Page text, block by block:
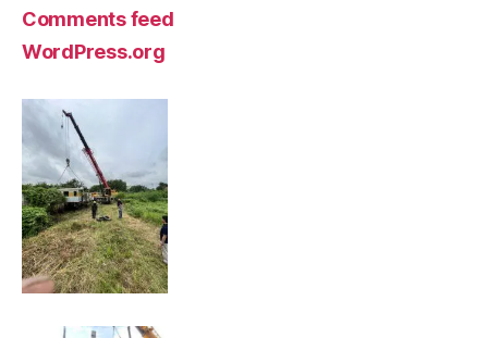
Comments feed
WordPress.org